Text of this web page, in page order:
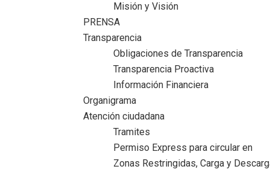
Misión y Visión
PRENSA
Transparencia
Obligaciones de Transparencia
Transparencia Proactiva
Información Financiera
Organigrama
Atención ciudadana
Tramites
Permiso Express para circular en
Zonas Restringidas, Carga y